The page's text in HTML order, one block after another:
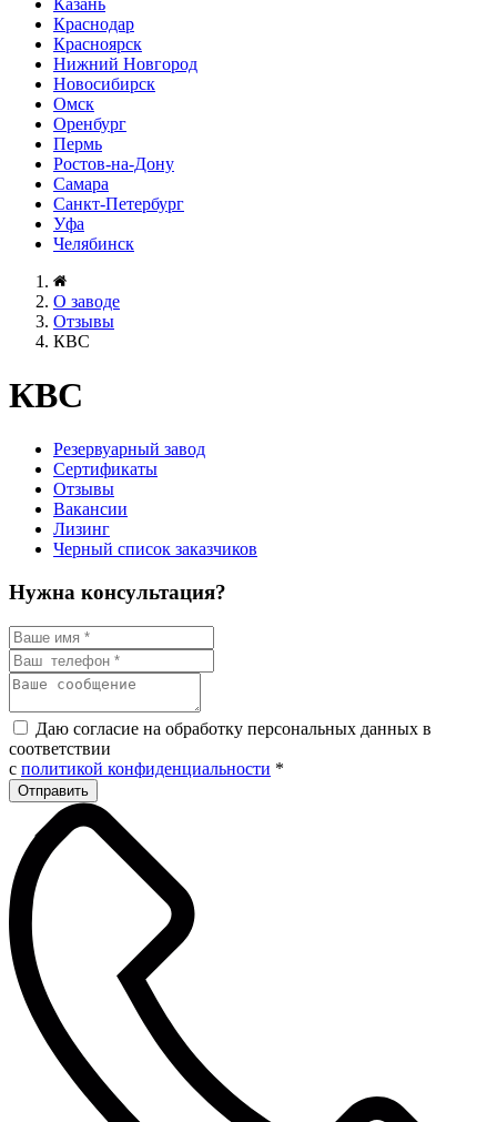
Краснодар
Красноярск
Нижний Новгород
Новосибирск
Омск
Оренбург
Пермь
Ростов-на-Дону
Самара
Санкт-Петербург
Уфа
Челябинск
О заводе
Отзывы
КВС
КВС
Резервуарный завод
Сертификаты
Отзывы
Вакансии
Лизинг
Черный список заказчиков
Нужна консультация?
Даю согласие на обработку персональных данных в
соответствии
с политикой конфиденциальности *